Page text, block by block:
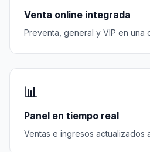
Venta online integrada
Preventa, general y VIP en una
📊
Panel en tiempo real
Ventas e ingresos actualizados